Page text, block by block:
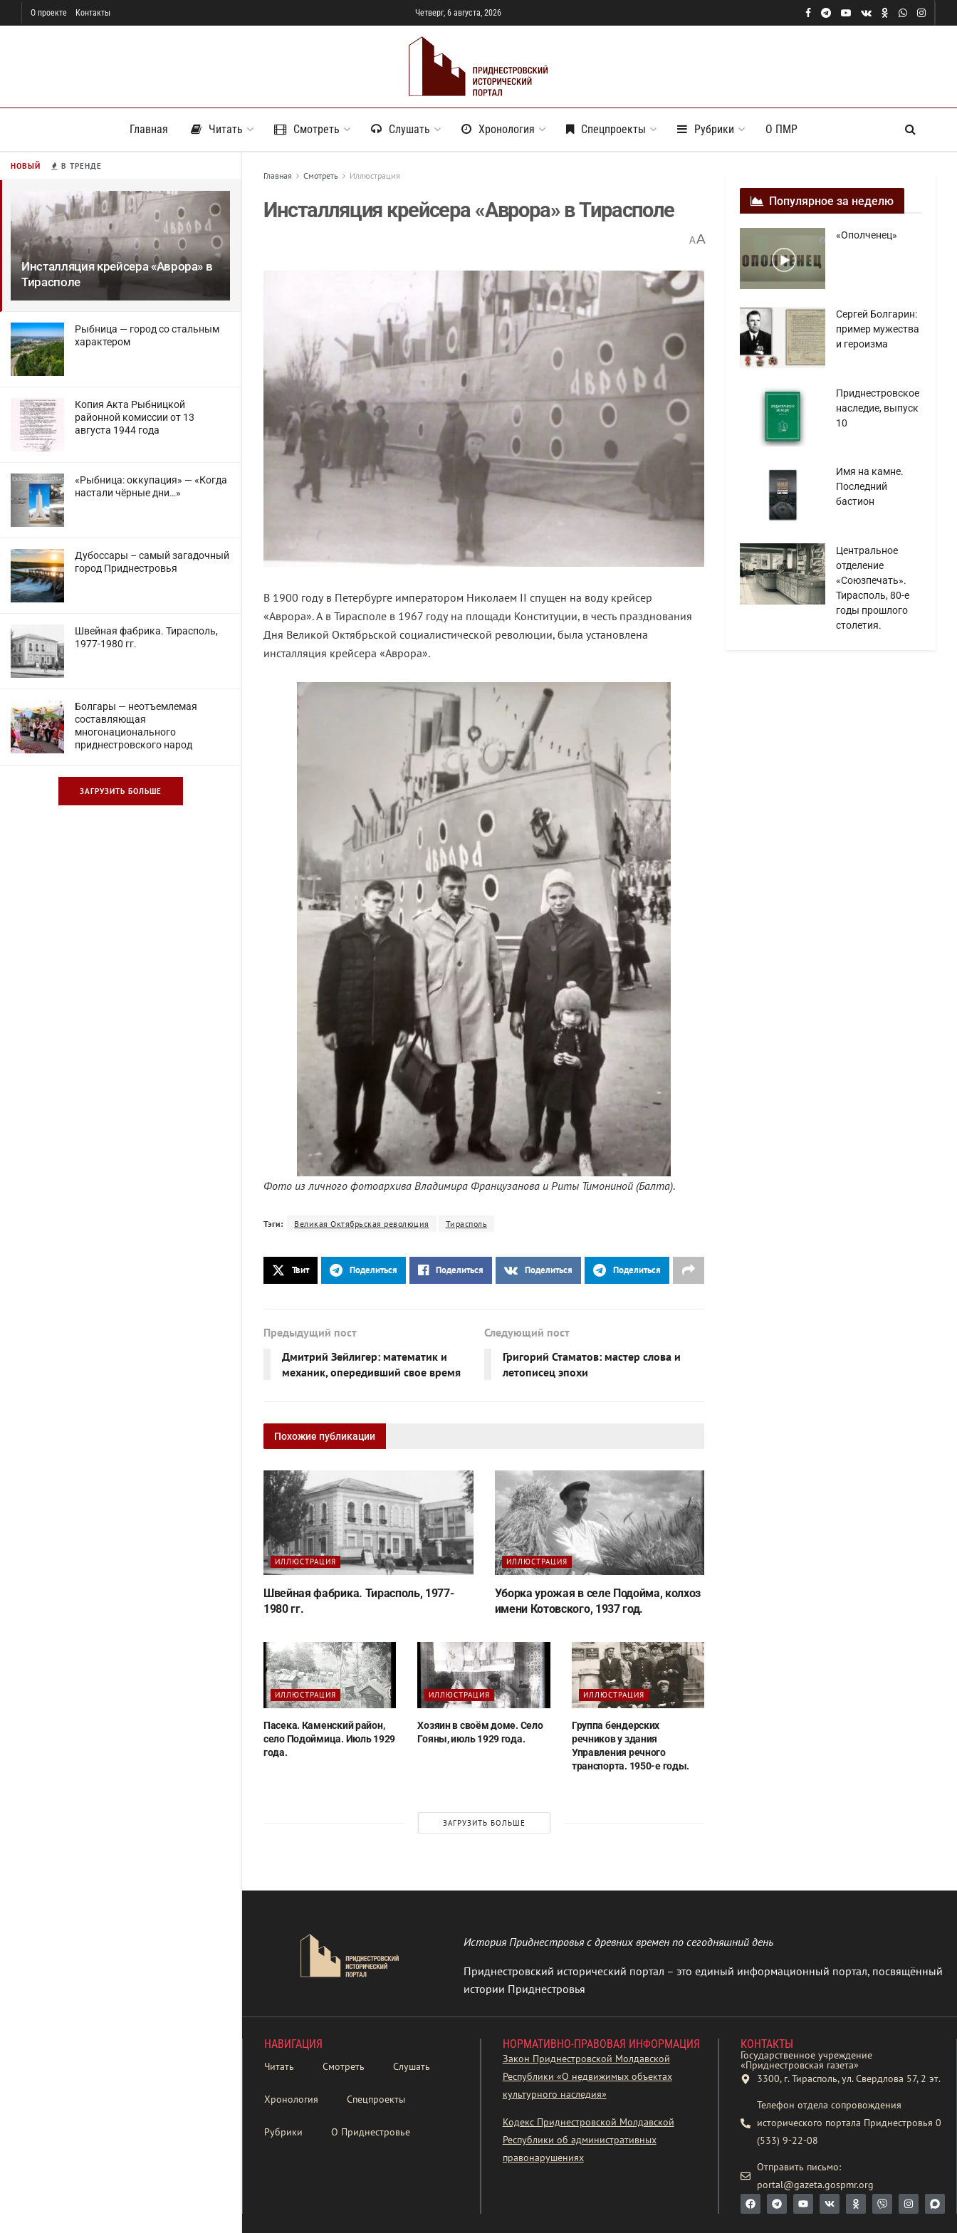
НОВЫЙ В ТРЕНДЕ
Инсталляция крейсера «Аврора» в
Тирасполе
Рыбница — город со стальным
характером
Копия Акта Рыбницкой
районной комиссии от 13
августа 1944 года
«Рыбница: оккупация» — «Когда
настали чёрные дни…»
Дубоссары – самый загадочный
город Приднестровья
Швейная фабрика. Тирасполь,
1977-1980 гг.
Болгары — неотъемлемая
составляющая
многонационального
приднестровского народ
ЗАГРУЗИТЬ БОЛЬШЕ
О проекте Контакты Четверг, 6 августа, 2026
Главная Читать Смотреть Слушать Хронология Спецпроекты Рубрики О ПМР
Главная Смотреть Иллюстрация
Инсталляция крейсера «Аврора» в Тирасполе
AA
В 1900 году в Петербурге императором Николаем II спущен на воду крейсер
«Аврора». А в Тирасполе в 1967 году на площади Конституции, в честь празднования
Дня Великой Октябрьской социалистической революции, была установлена
инсталляция крейсера «Аврора».
Фото из личного фотоархива Владимира Французанова и Риты Тимониной (Балта).
Тэги: Великая Октябрьская революция Тирасполь
Твит Поделиться Поделиться Поделиться Поделиться
Предыдущий пост
Дмитрий Зейлигер: математик и
механик, опередивший свое время
Следующий пост
Григорий Стаматов: мастер слова и
летописец эпохи
Похожие публикации
ИЛЛЮСТРАЦИЯ
Швейная фабрика. Тирасполь, 1977-
1980 гг.
ИЛЛЮСТРАЦИЯ
Уборка урожая в селе Подойма, колхоз
имени Котовского, 1937 год.
ИЛЛЮСТРАЦИЯ
Пасека. Каменский район,
село Подоймица. Июль 1929
года.
ИЛЛЮСТРАЦИЯ
Хозяин в своём доме. Село
Гояны, июль 1929 года.
ИЛЛЮСТРАЦИЯ
Группа бендерских
речников у здания
Управления речного
транспорта. 1950-е годы.
ЗАГРУЗИТЬ БОЛЬШЕ
Популярное за неделю
«Ополченец»
Сергей Болгарин:
пример мужества
и героизма
Приднестровское
наследие, выпуск
10
Имя на камне.
Последний
бастион
Центральное
отделение
«Союзпечать».
Тирасполь, 80-е
годы прошлого
столетия.
История Приднестровья с древних времен по сегодняшний день
Приднестровский исторический портал – это единый информационный портал, посвящённый
истории Приднестровья
НАВИГАЦИЯ
Читать Смотреть Слушать
Хронология Спецпроекты
Рубрики О Приднестровье
НОРМАТИВНО-ПРАВОВАЯ ИНФОРМАЦИЯ
Закон Приднестровской Молдавской
Республики «О недвижимых объектах
культурного наследия»
Кодекс Приднестровской Молдавской
Республики об административных
правонарушениях
КОНТАКТЫ
Государственное учреждение
«Приднестровская газета»
3300, г. Тирасполь, ул. Свердлова 57, 2 эт.
Телефон отдела сопровождения
исторического портала Приднестровья 0
(533) 9-22-08
Отправить письмо:
portal@gazeta.gospmr.org